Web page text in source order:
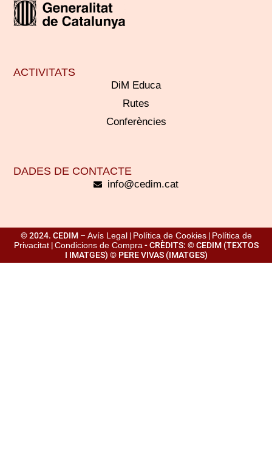
DADES DE CONTACTE
info@cedim.cat
ACTIVITATS
DiM Educa
Rutes
Conferències
© 2024. CEDIM – Avís Legal| Política de Cookies| Política de
Privacitat|Condicions de Compra- CRÈDITS: © CEDIM (TEXTOS
I IMATGES) © PERE VIVAS (IMATGES)